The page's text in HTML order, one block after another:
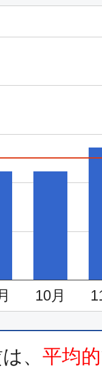
西)
東京(
西)
東京(
西)
東京(
10月
、 平均的